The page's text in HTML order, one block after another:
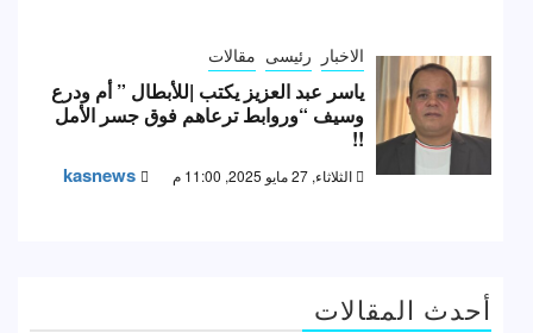
الاخبار رئيسى مقالات
ياسر عبد العزيز يكتب |للأبطال ” أم ودرع
وسيف “وروابط ترعاهم فوق جسر الأمل
!!
الثلاثاء, 27 مايو 2025, 11:00 م kasnews
أحدث المقالات